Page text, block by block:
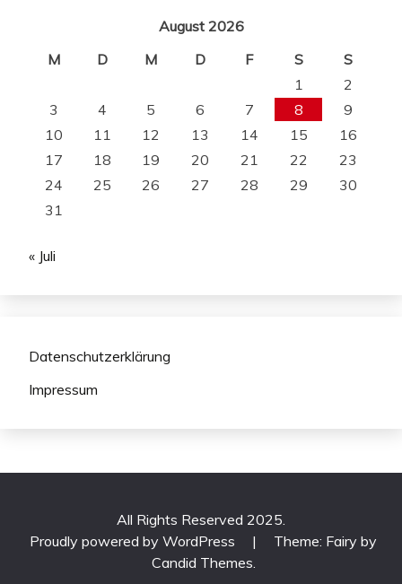
August 2026
M
D M D F S
S
1
2
3
4 5 6 7 8
9
10
11 12 13 14 15
16
17
18 19 20 21 22
23
24
25 26 27 28 29
30
31
« Juli
Datenschutzerklärung
Impressum
All Rights Reserved 2025.
Proudly powered by WordPress
|
Theme: Fairy by
Candid Themes